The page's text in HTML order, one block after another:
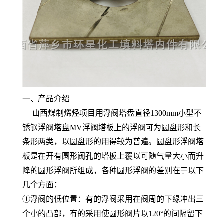
一、产品介绍
山西煤制烯烃项目用浮阀塔盘直径1300mm小型不
锈钢浮阀塔盘MV浮阀塔板上的浮阀可为圆盘形和长
条形两类，以圆盘形的用得较为普遍。圆盘形浮阀塔
板是在开有圆形阀孔的塔板上覆以可随气量大小而升
降的圆形浮阀所组成，各种圆形浮阀的差别在于以下
几个方面：
①浮阀的低位置：有的浮阀采用在阀周的下缘冲出三
个小的凸部，有的采用使圆形阀片以120°的间隔留下